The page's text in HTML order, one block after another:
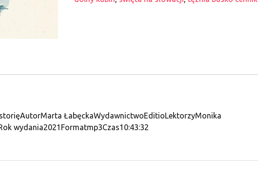
ŁabęckaWydawnictwoEditioLektorzyMonika
wydania2021Formatmp3Czas10:43:32